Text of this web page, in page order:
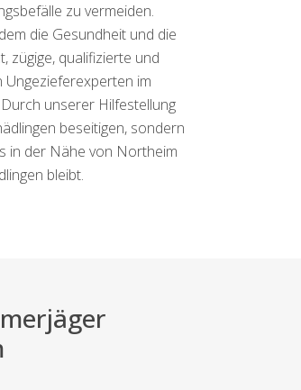
zu vermeiden.
die Gesundheit und die
zügige, qualifizierte und
im
unserer Hilfestellung
beseitigen, sondern
in der Nähe von Northeim
bleibt.